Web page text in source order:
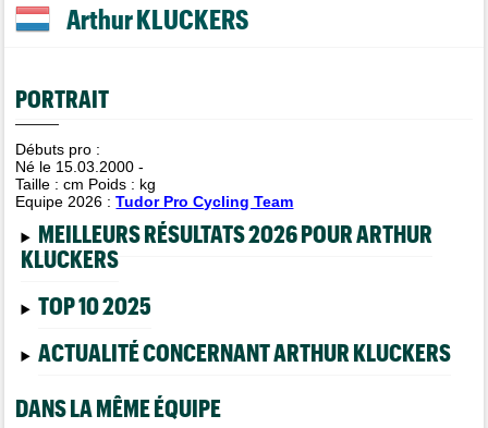
Arthur KLUCKERS
PORTRAIT
Débuts pro :
Né le 15.03.2000 -
Taille :cm Poids : kg
Equipe 2026 :Tudor Pro Cycling Team
MEILLEURS RÉSULTATS 2026 POUR ARTHUR
KLUCKERS
TOP 10 2025
ACTUALITÉ CONCERNANT ARTHUR KLUCKERS
DANS LA MÊME ÉQUIPE